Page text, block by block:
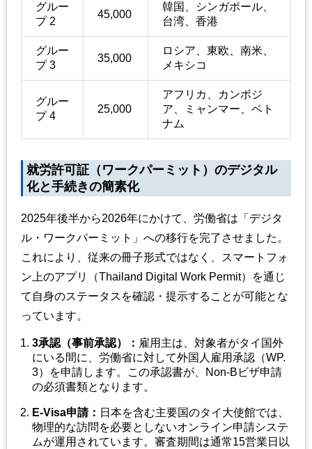
グルー
プ 2
45,000
韓国、シンガポール、
台湾、香港
グルー
プ 3
35,000
ロシア、東欧、南米、
メキシコ
グルー
プ 4
25,000
アフリカ、カンボジ
ア、ミャンマー、ベト
ナム
就労許可証（ワークパーミット）のデジタル
化と手続きの簡素化
2025年後半から2026年にかけて、労働省は「デジタ
ル・ワークパーミット」への移行を完了させました。
これにより、従来の冊子形式ではなく、スマートフォ
ン上のアプリ（Thailand Digital Work Permit）を通じ
て自身のステータスを確認・提示することが可能とな
っています。
3承認（事前承認） ： 雇用主は、対象者がタイ国外
にいる間に、労働省に対して外国人雇用承認（WP.
3）を申請します。この承認書が、Non-Bビザ申請
の必須書類となります。
E-Visa申請： 日本を含む主要国のタイ大使館では、
物理的な訪問を必要としないオンライン申請システ
ムが運用されています。審査期間は通常15営業日以